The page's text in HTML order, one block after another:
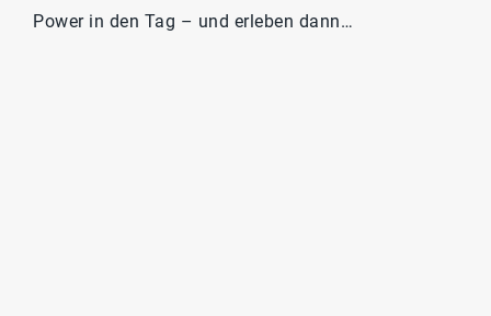
Power in den Tag – und erleben dann…